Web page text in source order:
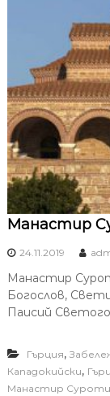
Манастир
24.11.2019
Манастир
Богослов,
Паисий
Гърция,
Кападокийски,
Манастир Суроти